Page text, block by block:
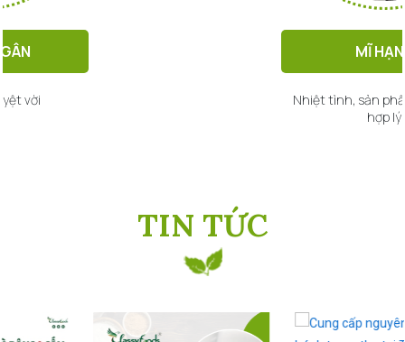
Nhiệt tình, sản phẩm mới, giá cả
TIN TỨC